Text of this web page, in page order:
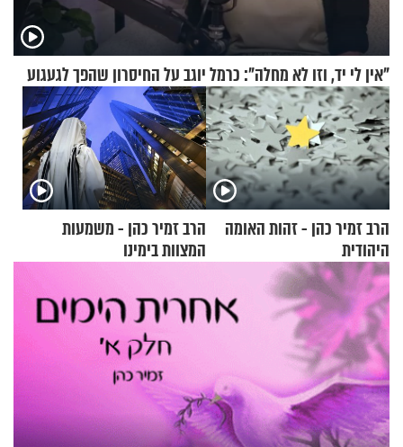
"אין לי יד, וזו לא מחלה": כרמל יוגב על החיסרון שהפך לגעגוע
הרב זמיר כהן - זהות האומה
היהודית
הרב זמיר כהן - משמעות
המצוות בימינו